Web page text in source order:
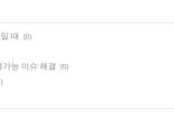
때 (0)
능 이슈 해결 (0)